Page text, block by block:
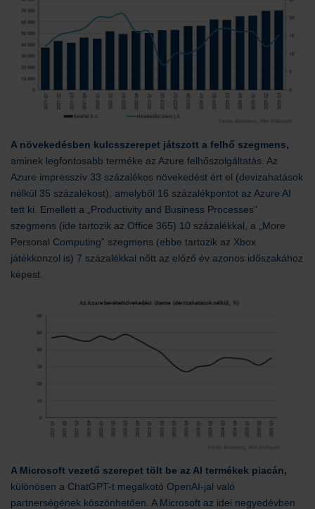
A növekedésben kulcsszerepet játszott a felhő szegmens,
aminek legfontosabb terméke az Azure felhőszolgáltatás. Az
Azure impresszív 33 százalékos növekedést ért el (devizahatások
nélkül 35 százalékost), amelyből 16 százalékpontot az Azure AI
tett ki. Emellett a „Productivity and Business Processes”
szegmens (ide tartozik az Office 365) 10 százalékkal, a „More
Personal Computing” szegmens (ebbe tartozik az Xbox
játékkonzol is) 7 százalékkal nőtt az előző év azonos időszakához
képest.
A Microsoft vezető szerepet tölt be az AI termékek piacán,
különösen a ChatGPT-t megalkotó OpenAI-jal való
partnerségének köszönhetően. A Microsoft az idei negyedévben